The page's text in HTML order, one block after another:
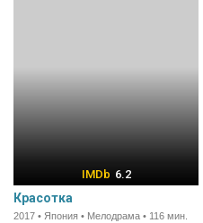
6.2
Красотка
2017 • Япония • Мелодрама • 116 мин.